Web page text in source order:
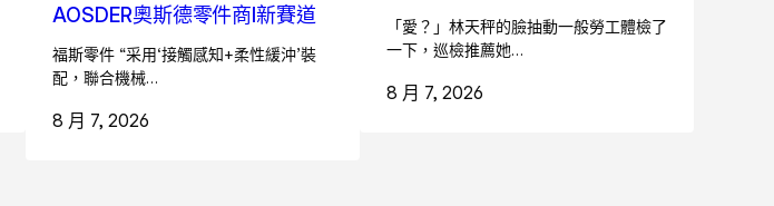
AOSDER奧斯德零件商I新賽道
福斯零件 “采用‘接觸感知+柔性緩沖’裝
配，聯合機械…
8 月 7, 2026
「愛？」林天秤的臉抽動一般勞工體檢了
一下，巡檢推薦她…
8 月 7, 2026